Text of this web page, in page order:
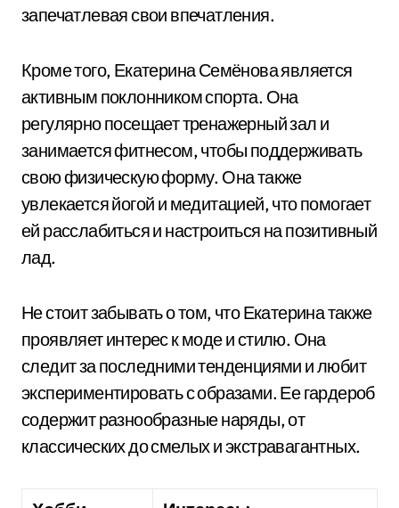
запечатлевая свои впечатления.
Кроме того, Екатерина Семёнова является
активным поклонником спорта. Она
регулярно посещает тренажерный зал и
занимается фитнесом, чтобы поддерживать
свою физическую форму. Она также
увлекается йогой и медитацией, что помогает
ей расслабиться и настроиться на позитивный
лад.
Не стоит забывать о том, что Екатерина также
проявляет интерес к моде и стилю. Она
следит за последними тенденциями и любит
экспериментировать с образами. Ее гардероб
содержит разнообразные наряды, от
классических до смелых и экстравагантных.